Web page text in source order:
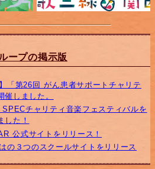
ープの掲示版
】「第26回 がん患者サポートチャリテ
催しました。
チャリティ音楽フェスティバルを
した！
公式サイトをリリース！
の３つのスクールサイトをリリース